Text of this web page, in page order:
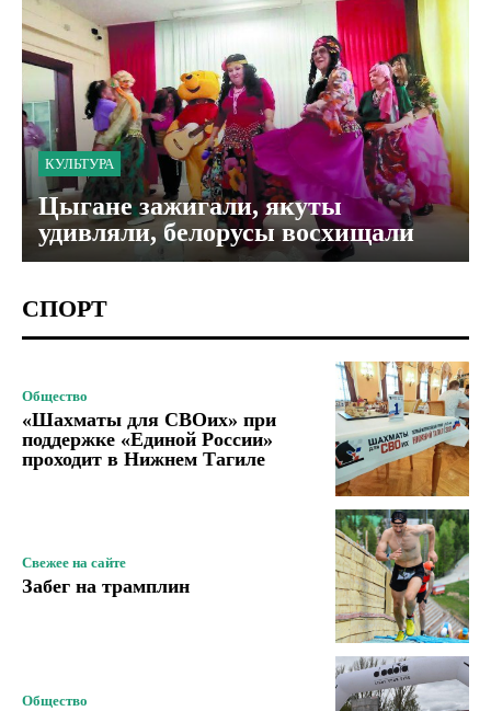
КУЛЬТУРА
Цыгане зажигали, якуты
удивляли, белорусы восхищали
СПОРТ
Общество
«Шахматы для СВОих» при
поддержке «Единой России»
проходит в Нижнем Тагиле
Свежее на сайте
Забег на трамплин
Общество